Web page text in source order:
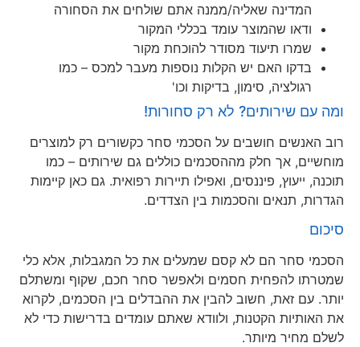
המדינה שאליה/ממנה אתם שולחים את הסחורה
ודאו שהמוצר עומד בכללי המקור
שמרו תיעוד מסודר להוכחת מקור
בדקו האם יש הקלות נוספות מעבר למכס – כמו
רגולציה, סימון, בדיקות וכו'
ומה עם שירותים? לא רק סחורות!
רוב האנשים חושבים על הסכמי סחר כקשורים רק למוצרים
מוחשיים, אך חלק מההסכמים כוללים גם שירותים – כמו
תוכנה, ייעוץ, פיננסים, ואפילו תיירות רפואית. גם כאן קיימות
הגדרות, תנאים והסכמות בין הצדדים.
סיכום
הסכמי סחר הם לא קסם שמעלים את כל המגבלות, אלא כלי
שמטרתו להפחית חסמים ולאפשר סחר חכם, שקוף ומשתלם
יותר. עם זאת, חשוב להבין את ההבדלים בין הסכמים, לקרוא
את האותיות הקטנות, ולוודא שאתם עומדים בדרישות כדי לא
לשלם מחיר מיותר.